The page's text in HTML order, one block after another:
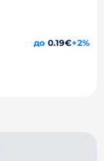
до 0.19€+2%